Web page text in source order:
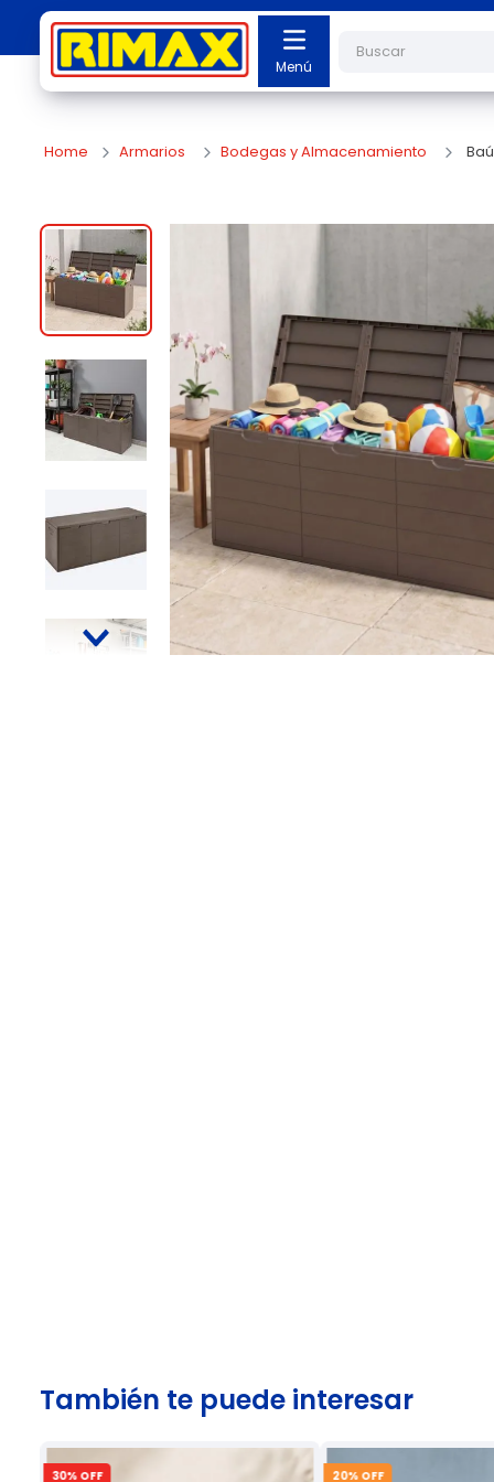
Armarios Bodegas y Almacenamiento
También te puede interesar
30% OFF 20% OFF